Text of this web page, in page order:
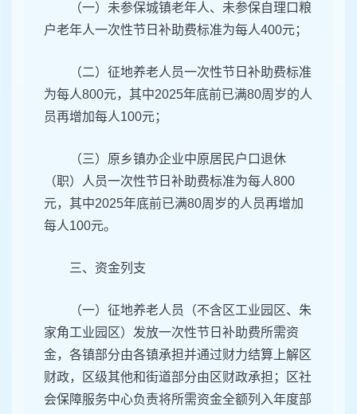
（一）未参保城镇老年人、未参保自理口粮
户老年人一次性节日补助费标准为每人400元；
（二）征地养老人员一次性节日补助费标准
为每人800元，其中2025年底前已满80周岁的人
员再增加每人100元；
（三）原乡镇办企业中原居民户口退休
（职）人员一次性节日补助费标准为每人800
元，其中2025年底前已满80周岁的人员再增加
每人100元。
三、资金列支
（一）征地养老人员（不含区工业园区、朱
家角工业园区）发放一次性节日补助费所需资
金，各镇部分由各镇承担并通过财力结算上解区
财政，区级其他和街道部分由区财政承担；区社
会保障服务中心负责将所需资金全额列入年度部